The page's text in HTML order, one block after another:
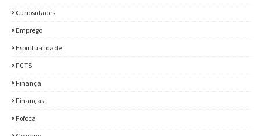
Curiosidades
Emprego
Espiritualidade
FGTS
Finança
Finanças
Fofoca